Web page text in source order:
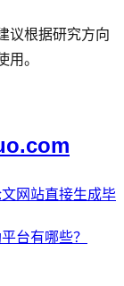
议根据研究方向
用。
网站直接生成毕
台有哪些？